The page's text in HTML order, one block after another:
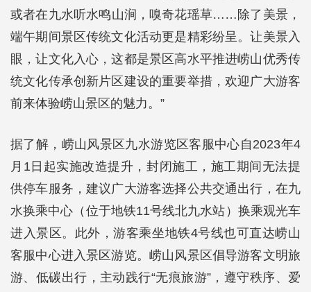
或者在九水听水鸣山涧，嗅奇花瑶草……除了美景，
端午期间景区传统文化活动更是精彩纷呈。让美景入
眼，让文化入心，这都是景区高水平推进崂山优秀传
统文化传承创新片区建设的重要举措，欢迎广大游客
前来体验崂山景区的魅力。”
据了解，崂山风景区九水游览区客服中心自2023年4
月1日起实施改造提升，封闭施工，施工期间无法提
供停车服务，建议广大游客选择公共交通出行，在九
水换乘中心（位于地铁11号线北九水站）换乘观光车
进入景区。此外，游客乘坐地铁4号线也可直达崂山
客服中心进入景区游览。崂山风景区倡导游客文明旅
游、低碳出行，主动践行“无痕旅游”，遵守秩序、爱